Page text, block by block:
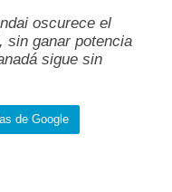
oscurece el
sin ganar potencia
sigue sin
de Google